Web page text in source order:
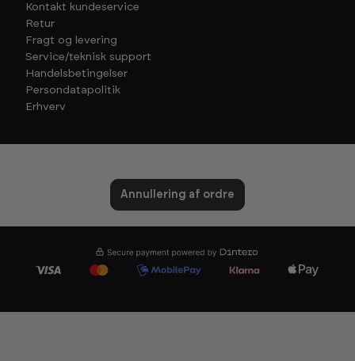
Kontakt kundeservice
Retur
Fragt og levering
Service/teknisk support
Handelsbetingelser
Persondatapolitik
Erhverv
Annullering af ordre